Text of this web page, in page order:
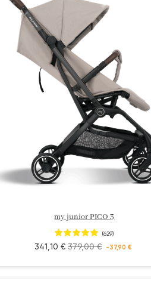
my junior PICO 3
(629)
341,10 € 379,00 € -37,90 €